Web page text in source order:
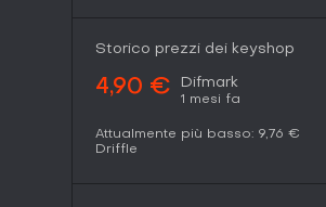
Storico prezzi dei keyshop
4,90 € Difmark
1 mesi fa
Attualmente più basso: 9,76 €
Driffle